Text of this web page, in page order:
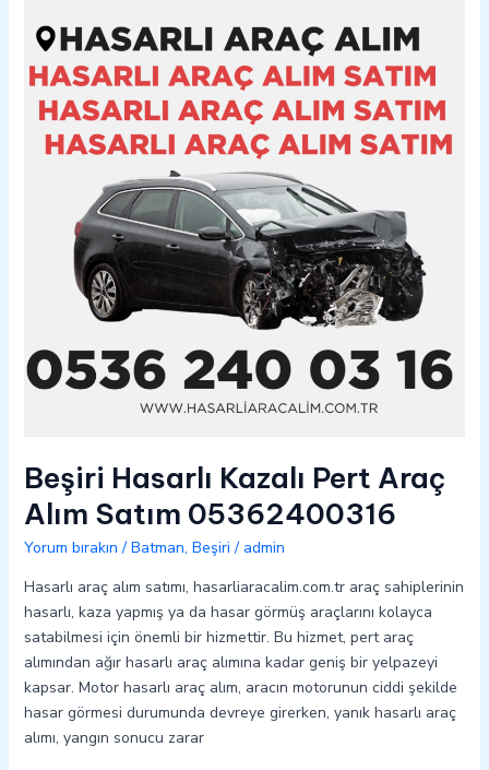
Beşiri Hasarlı Kazalı Pert Araç
Alım Satım 05362400316
Yorum bırakın / Batman, Beşiri / admin
Hasarlı araç alım satımı, hasarliaracalim.com.tr araç sahiplerinin
hasarlı, kaza yapmış ya da hasar görmüş araçlarını kolayca
satabilmesi için önemli bir hizmettir. Bu hizmet, pert araç
alımından ağır hasarlı araç alımına kadar geniş bir yelpazeyi
kapsar. Motor hasarlı araç alım, aracın motorunun ciddi şekilde
hasar görmesi durumunda devreye girerken, yanık hasarlı araç
alımı, yangın sonucu zarar
Hasarlı
Kazalı
Pert
Araç
Alım
Satım
05362400316